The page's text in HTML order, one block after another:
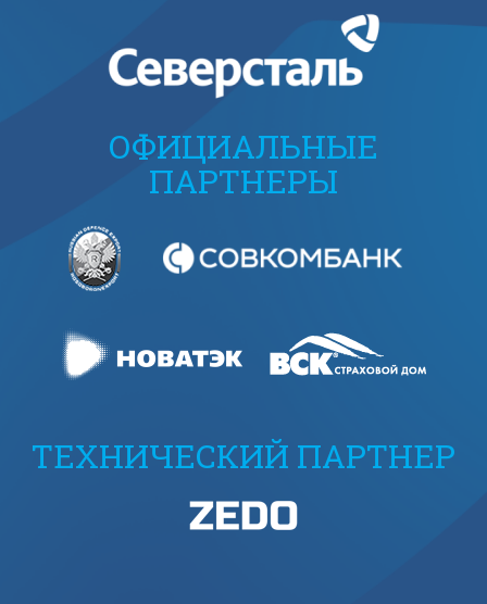
ОФИЦИАЛЬНЫЕ
ПАРТНЕРЫ
ТЕХНИЧЕСКИЙ ПАРТНЕР